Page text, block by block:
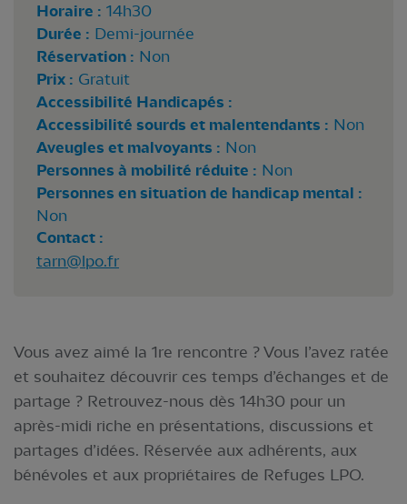
Horaire : 14h30
Durée : Demi-journée
Réservation : Non
Prix : Gratuit
Accessibilité Handicapés :
Accessibilité sourds et malentendants : Non
Aveugles et malvoyants : Non
Personnes à mobilité réduite : Non
Personnes en situation de handicap mental :
Non
Contact :
tarn@lpo.fr
Vous avez aimé la 1re rencontre ? Vous l’avez ratée
et souhaitez découvrir ces temps d’échanges et de
partage ? Retrouvez-nous dès 14h30 pour un
après-midi riche en présentations, discussions et
partages d’idées. Réservée aux adhérents, aux
bénévoles et aux propriétaires de Refuges LPO.